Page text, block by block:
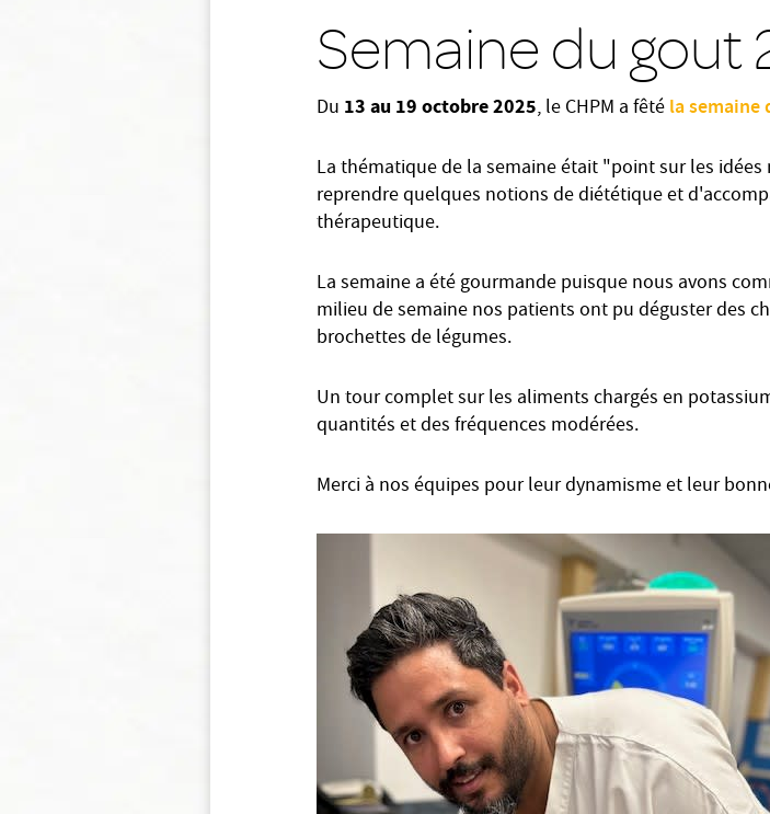
Semaine du gout
Du 13 au 19 octobre 2025, le CHPM a fêtéla semaine
La thématique de la semaine était "point sur les
reprendre quelques notions de diététique et
thérapeutique.
La semaine a été gourmande puisque nous avons
milieu de semaine nos patients ont pu déguster des
brochettes de légumes.
Un tour complet sur les aliments chargés en
quantités et des fréquences modérées.
Merci à nos équipes pour leur dynamisme et leur